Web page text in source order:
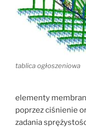
tablica ogłoszeniowa
elementy
poprzez ciśnienie
zadania